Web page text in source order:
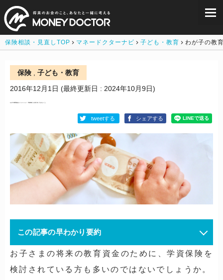
保険相談・見直しTOP マネードクターナビ 子ども・教育 わが子の教
保険, 子ども・教育
2016年12月1日 (最終更新日 : 2024年10月9日)
tweetする シェアする
この記事の早わかり要約
お子さまの将来の教育資金のために、学資保険を
検討されている方も多いのではないでしょうか。